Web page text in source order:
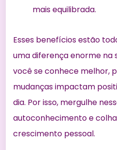
mais equilibrada.
Esses benefícios estão
uma diferença enorme na
você se conhece melhor,
mudanças impactam
dia. Por isso, mergulhe
autoconhecimento e
crescimento pessoal.